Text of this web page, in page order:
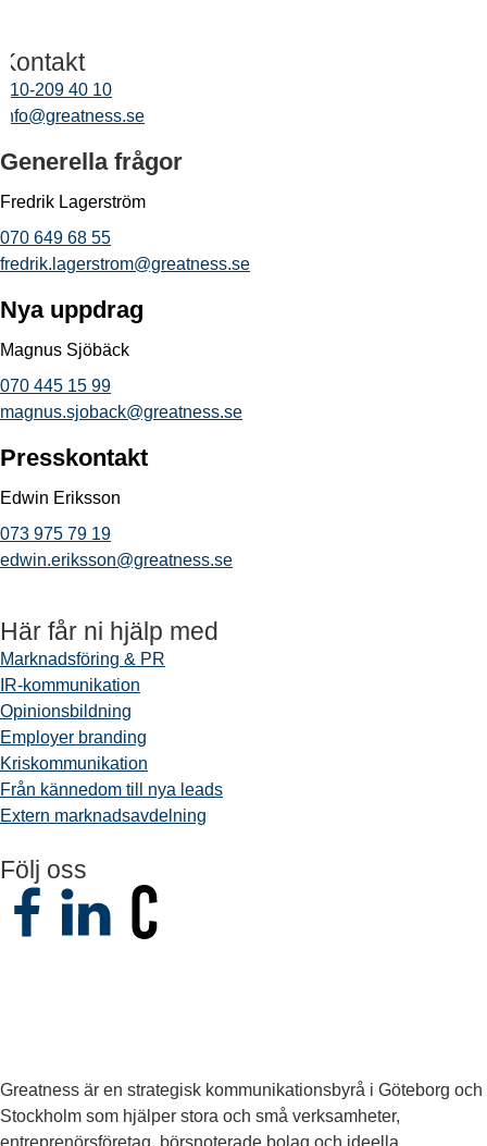
Kontakt
010-209 40 10
info@greatness.se
Generella frågor
Fredrik Lagerström
070 649 68 55
fredrik.lagerstrom@greatness.se
Nya uppdrag
Magnus Sjöbäck
070 445 15 99
magnus.sjoback@greatness.se
Presskontakt
Edwin Eriksson
073 975 79 19
edwin.eriksson@greatness.se
Här får ni hjälp med
Marknadsföring & PR
IR-kommunikation
Opinionsbildning
Employer branding
Kriskommunikation
Från kännedom till nya leads
Extern marknadsavdelning
Följ oss
Greatness är en strategisk kommunikationsbyrå i Göteborg och
Stockholm som hjälper stora och små verksamheter,
entreprenörsföretag, börsnoterade bolag och ideella